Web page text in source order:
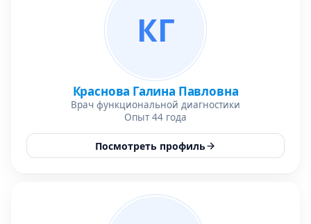
КГ
Краснова Галина Павловна
Врач функциональной диагностики
Опыт 44 года
Посмотреть профиль